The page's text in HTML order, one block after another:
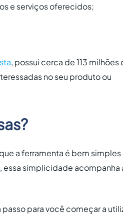
e serviços oferecidos;
, possui cerca de 113 milhões
no seu produto ou
a ferramenta é bem simples
essa simplicidade acompanha
para você começar a